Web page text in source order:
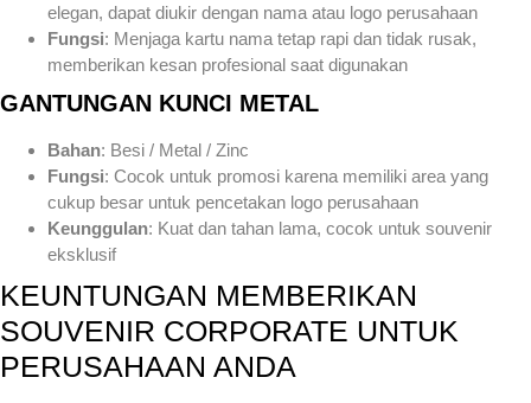
elegan, dapat diukir dengan nama atau logo perusahaan
Fungsi: Menjaga kartu nama tetap rapi dan tidak rusak,
memberikan kesan profesional saat digunakan
GANTUNGAN KUNCI METAL
Bahan: Besi / Metal / Zinc
Fungsi: Cocok untuk promosi karena memiliki area yang
cukup besar untuk pencetakan logo perusahaan
Keunggulan: Kuat dan tahan lama, cocok untuk souvenir
eksklusif
KEUNTUNGAN MEMBERIKAN
SOUVENIR CORPORATE UNTUK
PERUSAHAAN ANDA